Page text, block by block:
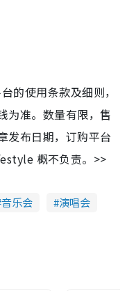
的使用条款及细则，
为准。数量有限，售
发布日期，订购平台
概不负责。>>
音乐会
演唱会